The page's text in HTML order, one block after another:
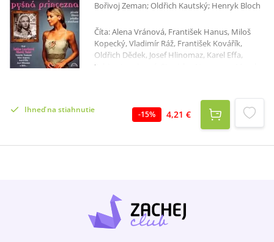
Bořivoj Zeman; Oldřich Kautský; Henryk Bloch
Číta: Alena Vránová, František Hanus, Miloš
Kopecký, Vladimír Ráž, František Kovářík,
Oldřich Dědek, Josef Hlinomaz, Karel Effa,
Sabina Laurinová, Stanislav Neumann, Marek
Sýkorová Celkový čas: 1 hodina 15 minút
Slavná filmová pohádka o Pyšné princezně
patří k nejoblíbenějším filmům dětských
ožívá ve zvukové podobě, s použitím
filmu pouze o obrazové sdělení. Průvodkyní
příběhem o síle lásky, která překonala pýchu,
je Sabina Laurinová.Ta také nově namluvila
princeznu Krasomilu. Marek Vašut je novým
Ihneď na stiahnutie -15% 4,21 €